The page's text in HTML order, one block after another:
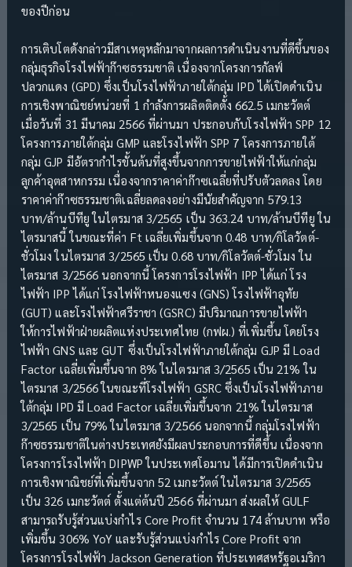
ของปีก่อน
การเติบโตดังกล่าวมีสาเหตุหลักมาจากผลการดำเนินงานที่ดีขึ้นของ
กลุ่มธุรกิจโรงไฟฟ้าก๊าซธรรมชาติ เนื่องจากโครงการกัลฟ์
ปลวกแดง (GPD) ซึ่งเป็นโรงไฟฟ้าภายใต้กลุ่ม IPD ได้เปิดดำเนิน
การเชิงพาณิชย์หน่วยที่ 1 กำลังการผลิตติดตั้ง 662.5 เมกะวัตต์
เมื่อวันที่ 31 มีนาคม 2566 ที่ผ่านมา ประกอบกับโรงไฟฟ้า SPP 12
โครงการภายใต้กลุ่ม GMP และโรงไฟฟ้า SPP 7 โครงการภายใต้
กลุ่ม GJP มีอัตรากำไรขั้นต้นที่สูงขึ้นจากการขายไฟฟ้าให้แก่กลุ่ม
ลูกค้าอุตสาหกรรม เนื่องจากราคาค่าก๊าซเฉลี่ยที่ปรับตัวลดลง โดย
ราคาค่าก๊าซธรรมชาติเฉลี่ยลดลงอย่างมีนัยสำคัญจาก 579.13
บาท/ล้านบีทียู ในไตรมาส 3/2565 เป็น 363.24 บาท/ล้านบีทียู ใน
ไตรมาสนี้ ในขณะที่ค่า Ft เฉลี่ยเพิ่มขึ้นจาก 0.48 บาท/กิโลวัตต์-
ชั่วโมง ในไตรมาส 3/2565 เป็น 0.68 บาท/กิโลวัตต์-ชั่วโมง ใน
ไตรมาส 3/2566 นอกจากนี้ โครงการโรงไฟฟ้า IPP ได้แก่ โรง
ไฟฟ้า IPP ได้แก่ โรงไฟฟ้าหนองแซง (GNS) โรงไฟฟ้าอุทัย
(GUT) และโรงไฟฟ้าศรีราชา (GSRC) มีปริมาณการขายไฟฟ้า
ให้การไฟฟ้าฝ่ายผลิตแห่งประเทศไทย (กฟผ.) ที่เพิ่มขึ้น โดยโรง
ไฟฟ้า GNS และ GUT ซึ่งเป็นโรงไฟฟ้าภายใต้กลุ่ม GJP มี Load
Factor เฉลี่ยเพิ่มขึ้นจาก 8% ในไตรมาส 3/2565 เป็น 21% ใน
ไตรมาส 3/2566 ในขณะที่โรงไฟฟ้า GSRC ซึ่งเป็นโรงไฟฟ้าภาย
ใต้กลุ่ม IPD มี Load Factor เฉลี่ยเพิ่มขึ้นจาก 21% ในไตรมาส
3/2565 เป็น 79% ในไตรมาส 3/2566 นอกจากนี้ กลุ่มโรงไฟฟ้า
ก๊าซธรรมชาติในต่างประเทศยังมีผลประกอบการที่ดีขึ้น เนื่องจาก
โครงการโรงไฟฟ้า DIPWP ในประเทศโอมาน ได้มีการเปิดดำเนิน
การเชิงพาณิชย์ที่เพิ่มขึ้นจาก 52 เมกะวัตต์ ในไตรมาส 3/2565
เป็น 326 เมกะวัตต์ ตั้งแต่ต้นปี 2566 ที่ผ่านมา ส่งผลให้ GULF
สามารถรับรู้ส่วนแบ่งกำไร Core Profit จำนวน 174 ล้านบาท หรือ
เพิ่มขึ้น 306% YoY และรับรู้ส่วนแบ่งกำไร Core Profit จาก
โครงการโรงไฟฟ้า Jackson Generation ที่ประเทศสหรัฐอเมริกา